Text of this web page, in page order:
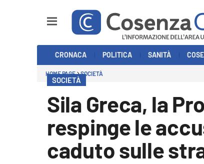
Economia e Lavoro
CRONACA POLITICA SANITÀ
HOME PAGE SOCIETÀ
SOCIETÀ
Sila Greca, la
respinge le
caduto sulle